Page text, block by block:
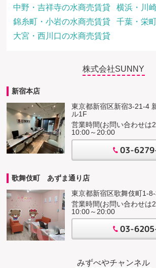
中野・吉祥寺の水商売賃貸
横浜・川
錦糸町・小岩の水商売賃貸
千葉・栄
大宮・西川口の水商売賃貸
株式会社SUNNY
新宿本店
東京都新宿区新宿3-21-4
ル1F
営業時間(お問い合わせは
10:00～20:00
03-
歌舞伎町 あずま通り店
東京都新宿区歌舞伎町1-
営業時間(お問い合わせは
10:00～20:00
03-
みずべやチャンネル